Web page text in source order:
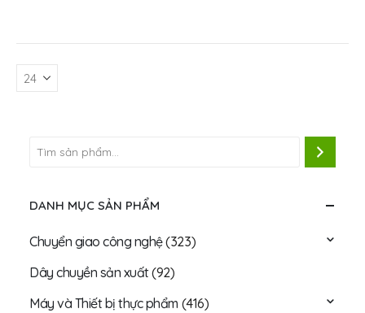
DANH MỤC SẢN PHẨM
Chuyển giao công nghệ(323)
Dây chuyền sản xuất(92)
Máy và Thiết bị thực phẩm (416)